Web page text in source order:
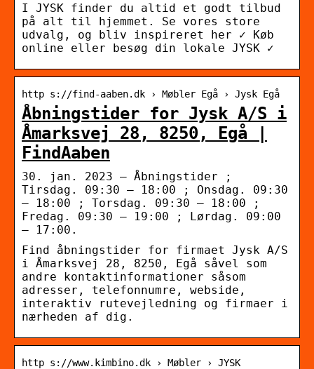
I JYSK finder du altid et godt tilbud
på alt til hjemmet. Se vores store
udvalg, og bliv inspireret her ✓ Køb
online eller besøg din lokale JYSK ✓
http s://find-aaben.dk › Møbler Egå › Jysk Egå
Åbningstider for Jysk A/S i
Åmarksvej 28, 8250, Egå |
FindAaben
30. jan. 2023 — Åbningstider ;
Tirsdag. 09:30 – 18:00 ; Onsdag. 09:30
– 18:00 ; Torsdag. 09:30 – 18:00 ;
Fredag. 09:30 – 19:00 ; Lørdag. 09:00
– 17:00.
Find åbningstider for firmaet Jysk A/S
i Åmarksvej 28, 8250, Egå såvel som
andre kontaktinformationer såsom
adresser, telefonnumre, webside,
interaktiv rutevejledning og firmaer i
nærheden af dig.
http s://www.kimbino.dk › Møbler › JYSK